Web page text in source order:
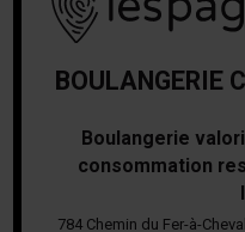
BOULANGERIE
Boulangerie
consommation
784 Chemin du Fer-à-